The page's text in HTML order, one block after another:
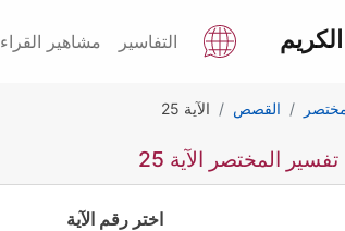
التفاسير مشاهير القراء
القصص الآية 25
المختصر الآية 25
اختر رقم الآية